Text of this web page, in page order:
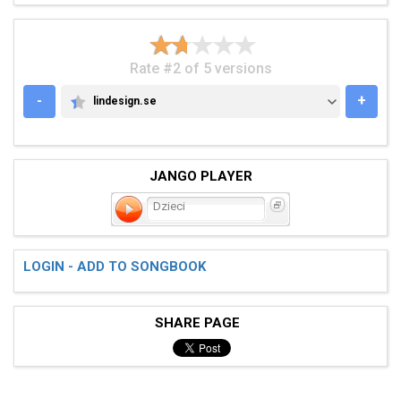
Rate #2 of 5 versions
-
LINDESIGN.SE
lindesign.se +
JANGO PLAYER
Dzieci
LOGIN - ADD TO SONGBOOK
SHARE PAGE